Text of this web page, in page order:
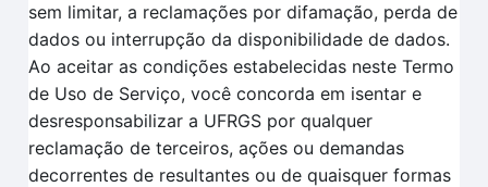
sem limitar, a reclamações por difamação, perda de
dados ou interrupção da disponibilidade de dados.
Ao aceitar as condições estabelecidas neste Termo
de Uso de Serviço, você concorda em isentar e
desresponsabilizar a UFRGS por qualquer
reclamação de terceiros, ações ou demandas
decorrentes de resultantes ou de quaisquer formas